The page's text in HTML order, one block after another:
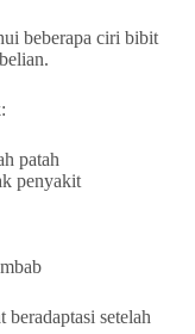
beberapa ciri bibit
patah
penyakit
setelah